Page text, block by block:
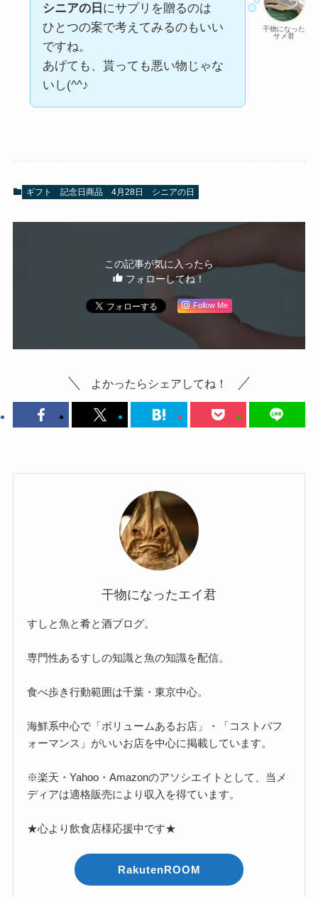
干物になった
サメ君
シニアの日 にサプリを贈るのは
ひとつの案で考えてみるのもいい
ですね。
あげても、貰っても悪い物じゃな
いし(^^♪
ギフト 記念日商品 4月28日 シニアの日
この記事が気に入ったら
フォローしてね！
Follow Me
よかったらシェアしてね！
干物になったエイ君
すしと魚と肴と酒ブログ。
専門性あるすしの知識と魚の知識を配信。
食べ歩き行動範囲は千葉・東京中心。
海鮮系中心で「ボリュームあるお店」・「コストパフ
ォーマンス」がいいお店を中心に掲載しています。
※楽天・Yahoo・Amazonのアソシエイトとして、当メ
ディアは適格販売により収入を得ています。
★心より飲食店様応援中です★
RakutenROOM